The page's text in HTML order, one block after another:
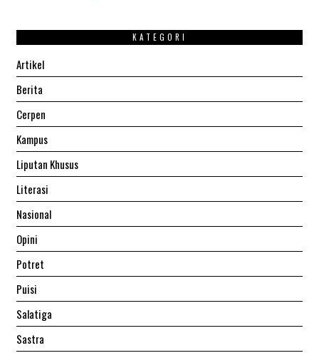
KATEGORI
Artikel
Berita
Cerpen
Kampus
Liputan Khusus
Literasi
Nasional
Opini
Potret
Puisi
Salatiga
Sastra